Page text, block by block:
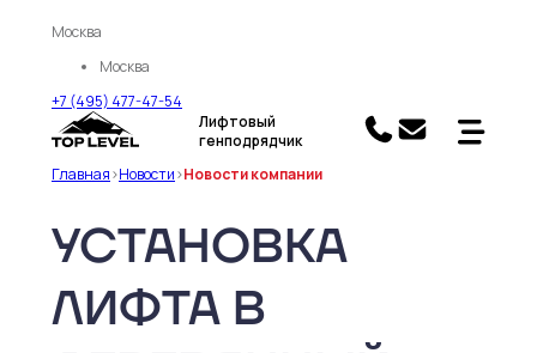
Москва
Москва
+7 (495) 477-47-54
Лифтовый
генподрядчик
Главная>Новости>Новости компании
УСТАНОВКА
ЛИФТА В